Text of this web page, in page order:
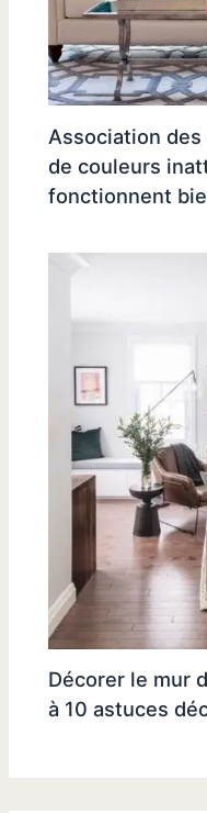
Association
de couleurs
fonctionnent
Décorer le mur
à 10 astuces